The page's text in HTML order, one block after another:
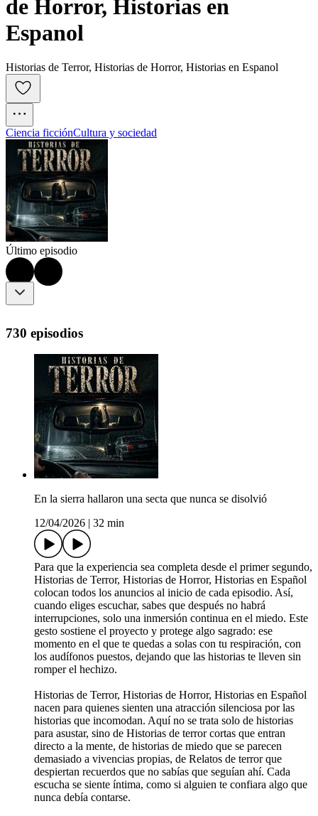
de Horror, Historias en
Espanol
Historias de Terror, Historias de Horror, Historias en Espanol
Ciencia ficciónCultura y sociedad
Último episodio
730 episodios
En la sierra hallaron una secta que nunca se disolvió
12/04/2026
32 min
Para que la experiencia sea completa desde el primer segundo,
Historias de Terror, Historias de Horror, Historias en Español
colocan todos los anuncios al inicio de cada episodio. Así,
cuando eliges escuchar, sabes que después no habrá
interrupciones, solo una inmersión continua en el miedo. Este
gesto sostiene el proyecto y protege algo sagrado: ese
momento en el que te quedas a solas con tu respiración, con
los audífonos puestos, dejando que las historias te lleven sin
romper el hechizo.
Historias de Terror, Historias de Horror, Historias en Español
nacen para quienes sienten una atracción silenciosa por las
historias que incomodan. Aquí no se trata solo de historias
para asustar, sino de Historias de terror cortas que entran
directo a la mente, de historias de miedo que se parecen
demasiado a vivencias propias, de Relatos de terror que
despiertan recuerdos que no sabías que seguían ahí. Cada
escucha se siente íntima, como si alguien te confiara algo que
nunca debía contarse.